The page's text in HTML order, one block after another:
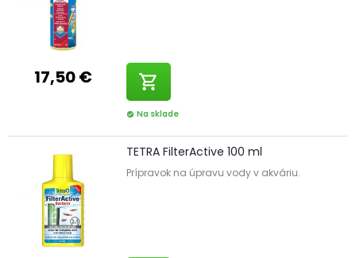
17,50 € shopping_cart
check_circle Na sklade
TETRA FilterActive 100 ml
Prípravok na úpravu vody v akváriu.